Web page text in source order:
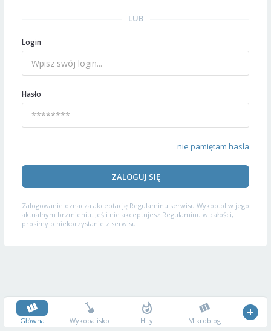
LUB
Login
Hasło
nie pamiętam hasła
ZALOGUJ SIĘ
Zalogowanie oznacza akceptację Regulaminu serwisu Wykop.pl w jego
aktualnym brzmieniu. Jeśli nie akceptujesz Regulaminu w całości,
prosimy o niekorzystanie z serwisu.
Główna Wykopalisko Hity Mikroblog